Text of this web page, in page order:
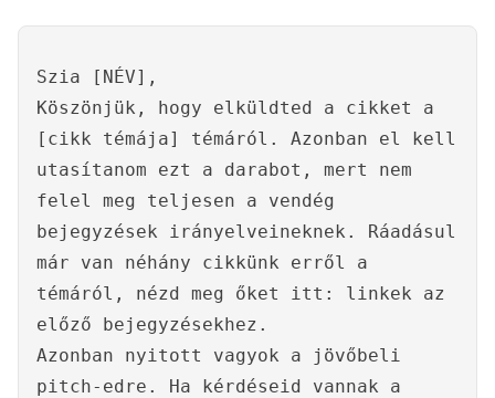
Szia [NÉV],
Köszönjük, hogy elküldted a cikket a
[cikk témája] témáról. Azonban el kell
utasítanom ezt a darabot, mert nem
felel meg teljesen a vendég
bejegyzések irányelveineknek. Ráadásul
már van néhány cikkünk erről a
témáról, nézd meg őket itt: linkek az
előző bejegyzésekhez.
Azonban nyitott vagyok a jövőbeli
pitch-edre. Ha kérdéseid vannak a